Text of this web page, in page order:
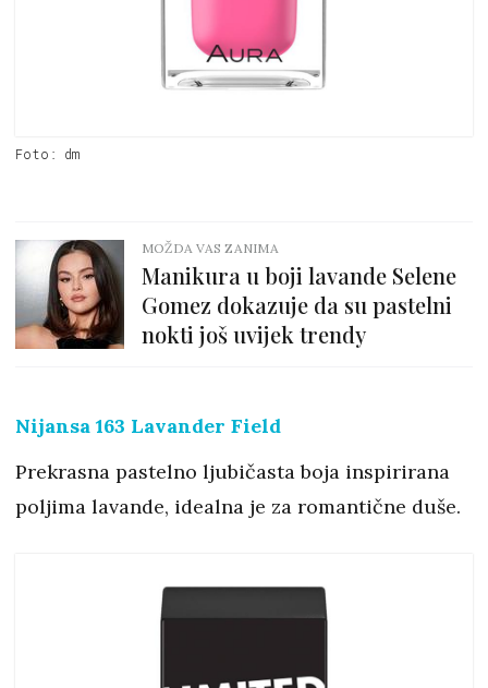
Foto: dm
MOŽDA VAS ZANIMA
Manikura u boji lavande Selene
Gomez dokazuje da su pastelni
nokti još uvijek trendy
Nijansa 163 Lavander Field
Prekrasna pastelno ljubičasta boja inspirirana
poljima lavande, idealna je za romantične duše.